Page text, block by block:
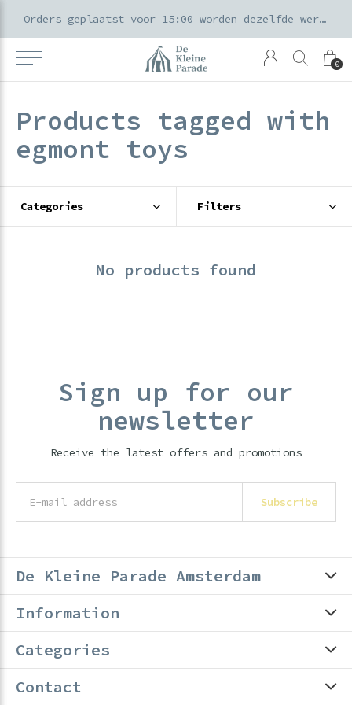
0
Orders geplaatst voor 15:00 worden dezelfde werkdag verzonden
Products tagged with
egmont toys
Categories Filters
No products found
Sign up for our
newsletter
Receive the latest offers and promotions
Subscribe
De Kleine Parade Amsterdam
Information
Categories
Contact